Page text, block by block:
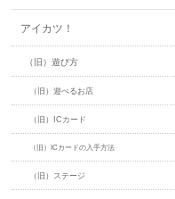
アイカツ！
（旧）遊び方
（旧）遊べるお店
（旧）ICカード
（旧）ICカードの入手方法
（旧）ステージ